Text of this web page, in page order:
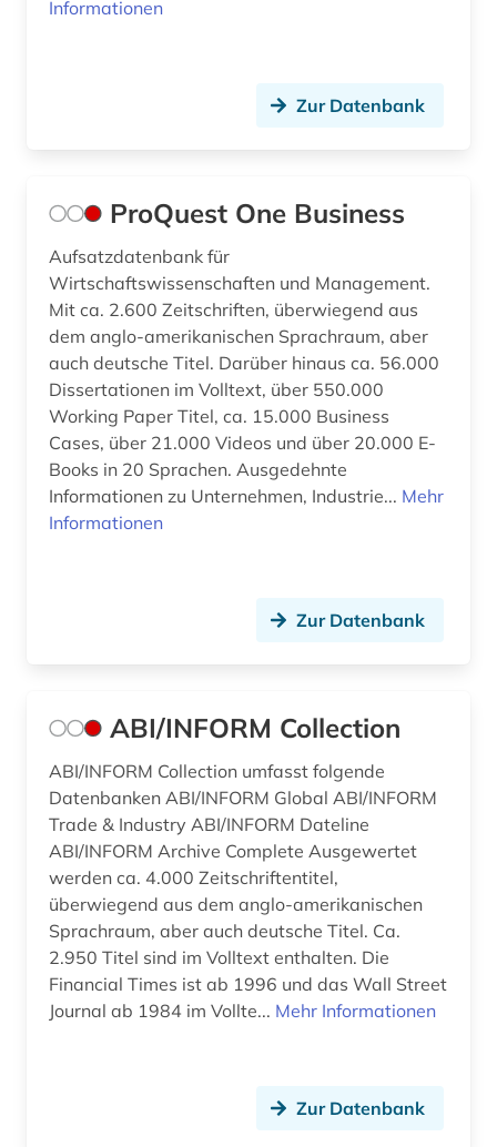
Informationen
Zur Datenbank
ProQuest One Business
Aufsatzdatenbank für
Wirtschaftswissenschaften und Management.
Mit ca. 2.600 Zeitschriften, überwiegend aus
dem anglo-amerikanischen Sprachraum, aber
auch deutsche Titel. Darüber hinaus ca. 56.000
Dissertationen im Volltext, über 550.000
Working Paper Titel, ca. 15.000 Business
Cases, über 21.000 Videos und über 20.000 E-
Books in 20 Sprachen. Ausgedehnte
Informationen zu Unternehmen, Industrie... Mehr
Informationen
Zur Datenbank
ABI/INFORM Collection
ABI/INFORM Collection umfasst folgende
Datenbanken ABI/INFORM Global ABI/INFORM
Trade & Industry ABI/INFORM Dateline
ABI/INFORM Archive Complete Ausgewertet
werden ca. 4.000 Zeitschriftentitel,
überwiegend aus dem anglo-amerikanischen
Sprachraum, aber auch deutsche Titel. Ca.
2.950 Titel sind im Volltext enthalten. Die
Financial Times ist ab 1996 und das Wall Street
Journal ab 1984 im Vollte... Mehr Informationen
Zur Datenbank